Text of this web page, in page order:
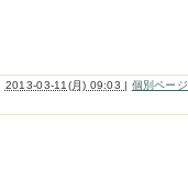
2013-03-11(月) 09:03 | 個別ページ